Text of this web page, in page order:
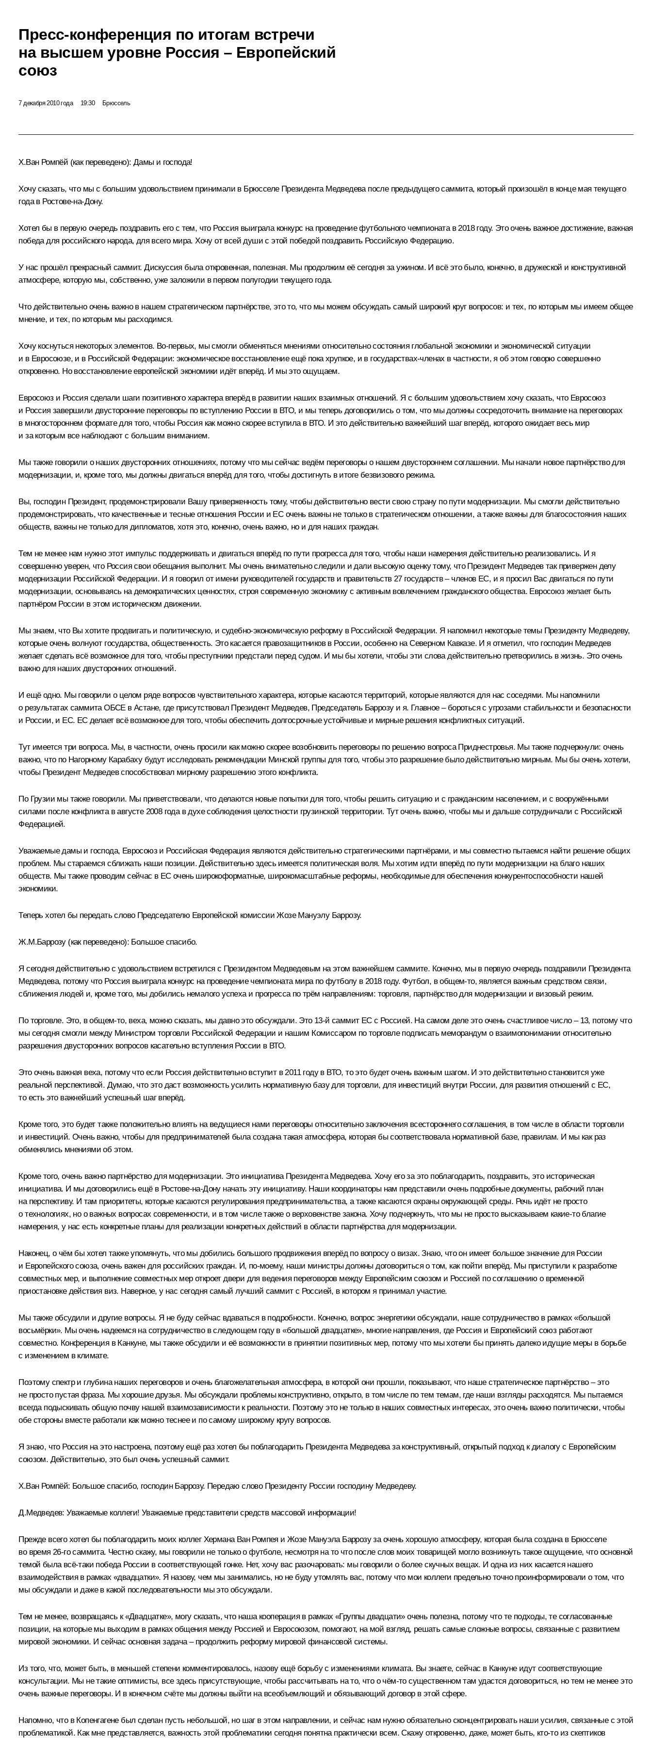
Пресс-конференция по итогам встречи
на высшем уровне Россия – Европейский
союз
7 декабря 2010 года 19:30 Брюссель
Х.Ван Ромпёй (как переведено): Дамы и господа!
Хочу сказать, что мы с большим удовольствием принимали в Брюсселе Президента Медведева после предыдущего саммита, который произошёл в конце мая текущего
года в Ростове-на-Дону.
Хотел бы в первую очередь поздравить его с тем, что Россия выиграла конкурс на проведение футбольного чемпионата в 2018 году. Это очень важное достижение, важная
победа для российского народа, для всего мира. Хочу от всей души с этой победой поздравить Российскую Федерацию.
У нас прошёл прекрасный саммит. Дискуссия была откровенная, полезная. Мы продолжим её сегодня за ужином. И всё это было, конечно, в дружеской и конструктивной
атмосфере, которую мы, собственно, уже заложили в первом полугодии текущего года.
Что действительно очень важно в нашем стратегическом партнёрстве, это то, что мы можем обсуждать самый широкий круг вопросов: и тех, по которым мы имеем общее
мнение, и тех, по которым мы расходимся.
Хочу коснуться некоторых элементов. Во‑первых, мы смогли обменяться мнениями относительно состояния глобальной экономики и экономической ситуации
и в Евросоюзе, и в Российской Федерации: экономическое восстановление ещё пока хрупкое, и в государствах-членах в частности, я об этом говорю совершенно
откровенно. Но восстановление европейской экономики идёт вперёд. И мы это ощущаем.
Евросоюз и Россия сделали шаги позитивного характера вперёд в развитии наших взаимных отношений. Я с большим удовольствием хочу сказать, что Евросоюз
и Россия завершили двусторонние переговоры по вступлению России в ВТО, и мы теперь договорились о том, что мы должны сосредоточить внимание на переговорах
в многостороннем формате для того, чтобы Россия как можно скорее вступила в ВТО. И это действительно важнейший шаг вперёд, которого ожидает весь мир
и за которым все наблюдают с большим вниманием.
Мы также говорили о наших двусторонних отношениях, потому что мы сейчас ведём переговоры о нашем двустороннем соглашении. Мы начали новое партнёрство для
модернизации, и, кроме того, мы должны двигаться вперёд для того, чтобы достигнуть в итоге безвизового режима.
Вы, господин Президент, продемонстрировали Вашу приверженность тому, чтобы действительно вести свою страну по пути модернизации. Мы смогли действительно
продемонстрировать, что качественные и тесные отношения России и ЕС очень важны не только в стратегическом отношении, а также важны для благосостояния наших
обществ, важны не только для дипломатов, хотя это, конечно, очень важно, но и для наших граждан.
Тем не менее нам нужно этот импульс поддерживать и двигаться вперёд по пути прогресса для того, чтобы наши намерения действительно реализовались. И я
совершенно уверен, что Россия свои обещания выполнит. Мы очень внимательно следили и дали высокую оценку тому, что Президент Медведев так привержен делу
модернизации Российской Федерации. И я говорил от имени руководителей государств и правительств 27 государств – членов ЕС, и я просил Вас двигаться по пути
модернизации, основываясь на демократических ценностях, строя современную экономику с активным вовлечением гражданского общества. Евросоюз желает быть
партнёром России в этом историческом движении.
Мы знаем, что Вы хотите продвигать и политическую, и судебно-экономическую реформу в Российской Федерации. Я напомнил некоторые темы Президенту Медведеву,
которые очень волнуют государства, общественность. Это касается правозащитников в России, особенно на Северном Кавказе. И я отметил, что господин Медведев
желает сделать всё возможное для того, чтобы преступники предстали перед судом. И мы бы хотели, чтобы эти слова действительно претворились в жизнь. Это очень
важно для наших двусторонних отношений.
И ещё одно. Мы говорили о целом ряде вопросов чувствительного характера, которые касаются территорий, которые являются для нас соседями. Мы напомнили
о результатах саммита ОБСЕ в Астане, где присутствовал Президент Медведев, Председатель Баррозу и я. Главное – бороться с угрозами стабильности и безопасности
и России, и ЕС. ЕС делает всё возможное для того, чтобы обеспечить долгосрочные устойчивые и мирные решения конфликтных ситуаций.
Тут имеется три вопроса. Мы, в частности, очень просили как можно скорее возобновить переговоры по решению вопроса Приднестровья. Мы также подчеркнули: очень
важно, что по Нагорному Карабаху будут исследовать рекомендации Минской группы для того, чтобы это разрешение было действительно мирным. Мы бы очень хотели,
чтобы Президент Медведев способствовал мирному разрешению этого конфликта.
По Грузии мы также говорили. Мы приветствовали, что делаются новые попытки для того, чтобы решить ситуацию и с гражданским населением, и с вооружёнными
силами после конфликта в августе 2008 года в духе соблюдения целостности грузинской территории. Тут очень важно, чтобы мы и дальше сотрудничали с Российской
Федерацией.
Уважаемые дамы и господа, Евросоюз и Российская Федерация являются действительно стратегическими партнёрами, и мы совместно пытаемся найти решение общих
проблем. Мы стараемся сближать наши позиции. Действительно здесь имеется политическая воля. Мы хотим идти вперёд по пути модернизации на благо наших
обществ. Мы также проводим сейчас в ЕС очень широкоформатные, широкомасштабные реформы, необходимые для обеспечения конкурентоспособности нашей
экономики.
Теперь хотел бы передать слово Председателю Европейской комиссии Жозе Мануэлу Баррозу.
Ж.М.Баррозу (как переведено): Большое спасибо.
Я сегодня действительно с удовольствием встретился с Президентом Медведевым на этом важнейшем саммите. Конечно, мы в первую очередь поздравили Президента
Медведева, потому что Россия выиграла конкурс на проведение чемпионата мира по футболу в 2018 году. Футбол, в общем‑то, является важным средством связи,
сближения людей и, кроме того, мы добились немалого успеха и прогресса по трём направлениям: торговля, партнёрство для модернизации и визовый режим.
По торговле. Это, в общем‑то, веха, можно сказать, мы давно это обсуждали. Это 13-й саммит ЕС с Россией. На самом деле это очень счастливое число – 13, потому что
мы сегодня смогли между Министром торговли Российской Федерации и нашим Комиссаром по торговле подписать меморандум о взаимопонимании относительно
разрешения двусторонних вопросов касательно вступления России в ВТО.
Это очень важная веха, потому что если Россия действительно вступит в 2011 году в ВТО, то это будет очень важным шагом. И это действительно становится уже
реальной перспективой. Думаю, что это даст возможность усилить нормативную базу для торговли, для инвестиций внутри России, для развития отношений с ЕС,
то есть это важнейший успешный шаг вперёд.
Кроме того, это будет также положительно влиять на ведущиеся нами переговоры относительно заключения всестороннего соглашения, в том числе в области торговли
и инвестиций. Очень важно, чтобы для предпринимателей была создана такая атмосфера, которая бы соответствовала нормативной базе, правилам. И мы как раз
обменялись мнениями об этом.
Кроме того, очень важно партнёрство для модернизации. Это инициатива Президента Медведева. Хочу его за это поблагодарить, поздравить, это историческая
инициатива. И мы договорились ещё в Ростове-на-Дону начать эту инициативу. Наши координаторы нам представили очень подробные документы, рабочий план
на перспективу. И там приоритеты, которые касаются регулирования предпринимательства, а также касаются охраны окружающей среды. Речь идёт не просто
о технологиях, но о важных вопросах современности, и в том числе также о верховенстве закона. Хочу подчеркнуть, что мы не просто высказываем какие‑то благие
намерения, у нас есть конкретные планы для реализации конкретных действий в области партнёрства для модернизации.
Наконец, о чём бы хотел также упомянуть, что мы добились большого продвижения вперёд по вопросу о визах. Знаю, что он имеет большое значение для России
и Европейского союза, очень важен для российских граждан. И, по‑моему, наши министры должны договориться о том, как пойти вперёд. Мы приступили к разработке
совместных мер, и выполнение совместных мер откроет двери для ведения переговоров между Европейским союзом и Россией по соглашению о временной
приостановке действия виз. Наверное, у нас сегодня самый лучший саммит с Россией, в котором я принимал участие.
Мы также обсудили и другие вопросы. Я не буду сейчас вдаваться в подробности. Конечно, вопрос энергетики обсуждали, наше сотрудничество в рамках «большой
восьмёрки». Мы очень надеемся на сотрудничество в следующем году в «большой двадцатке», многие направления, где Россия и Европейский союз работают
совместно. Конференция в Канкуне, мы также обсудили и её возможности в принятии позитивных мер, потому что мы хотели бы принять далеко идущие меры в борьбе
с изменением в климате.
Поэтому спектр и глубина наших переговоров и очень благожелательная атмосфера, в которой они прошли, показывают, что наше стратегическое партнёрство – это
не просто пустая фраза. Мы хорошие друзья. Мы обсуждали проблемы конструктивно, открыто, в том числе по тем темам, где наши взгляды расходятся. Мы пытаемся
всегда подыскивать общую почву нашей взаимозависимости к реальности. Поэтому это не только в наших совместных интересах, это очень важно политически, чтобы
обе стороны вместе работали как можно теснее и по самому широкому кругу вопросов.
Я знаю, что Россия на это настроена, поэтому ещё раз хотел бы поблагодарить Президента Медведева за конструктивный, открытый подход к диалогу с Европейским
союзом. Действительно, это был очень успешный саммит.
Х.Ван Ромпёй: Большое спасибо, господин Баррозу. Передаю слово Президенту России господину Медведеву.
Д.Медведев: Уважаемые коллеги! Уважаемые представители средств массовой информации!
Прежде всего хотел бы поблагодарить моих коллег Хермана Ван Ромпея и Жозе Мануэла Баррозу за очень хорошую атмосферу, которая была создана в Брюсселе
во время 26-го саммита. Честно скажу, мы говорили не только о футболе, несмотря на то что после слов моих товарищей могло возникнуть такое ощущение, что основной
темой была всё‑таки победа России в соответствующей гонке. Нет, хочу вас разочаровать: мы говорили о более скучных вещах. И одна из них касается нашего
взаимодействия в рамках «двадцатки». Я назову, чем мы занимались, но не буду утомлять вас, потому что мои коллеги предельно точно проинформировали о том, что
мы обсуждали и даже в какой последовательности мы это обсуждали.
Тем не менее, возвращаясь к «Двадцатке», могу сказать, что наша кооперация в рамках «Группы двадцати» очень полезна, потому что те подходы, те согласованные
позиции, на которые мы выходим в рамках общения между Россией и Евросоюзом, помогают, на мой взгляд, решать самые сложные вопросы, связанные с развитием
мировой экономики. И сейчас основная задача – продолжить реформу мировой финансовой системы.
Из того, что, может быть, в меньшей степени комментировалось, назову ещё борьбу с изменениями климата. Вы знаете, сейчас в Канкуне идут соответствующие
консультации. Мы не такие оптимисты, все здесь присутствующие, чтобы рассчитывать на то, что о чём‑то существенном там удастся договориться, но тем не менее это
очень важные переговоры. И в конечном счёте мы должны выйти на всеобъемлющий и обязывающий договор в этой сфере.
Напомню, что в Копенгагене был сделан пусть небольшой, но шаг в этом направлении, и сейчас нам нужно обязательно сконцентрировать наши усилия, связанные с этой
проблематикой. Как мне представляется, важность этой проблематики сегодня понятна практически всем. Скажу откровенно, даже, может быть, кто‑то из скептиков